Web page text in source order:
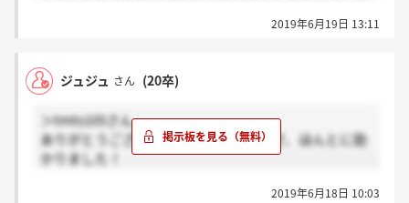
2019年6月19日 13:11
ジュジュ さん (20卒)
＞tmts105さん
ありがとうございます！悩んでいたので、ほんとに助
かりました！
2019年6月18日 10:03